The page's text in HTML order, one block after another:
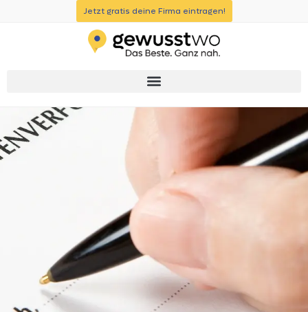
Jetzt gratis deine Firma eintragen!